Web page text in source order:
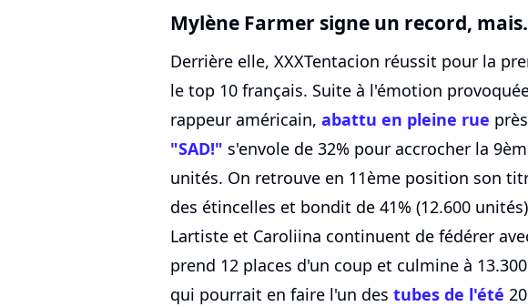
Mylène Farmer signe un record,
Derrière elle, XXXTentacion réussit pour la
le top 10 français. Suite à l'émotion
rappeur américain, abattu en pleine rue
"SAD!" s'envole de 32% pour accrocher la
unités. On retrouve en 11ème position son
des étincelles et bondit de 41% (12.600
Lartiste et Caroliina continuent de fédérer
prend 12 places d'un coup et culmine à
qui pourrait en faire l'un des tubes de l'été